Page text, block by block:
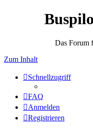
Das Forum
Zum Inhalt
Schnellzugriff
FAQ
Anmelden
Registrieren